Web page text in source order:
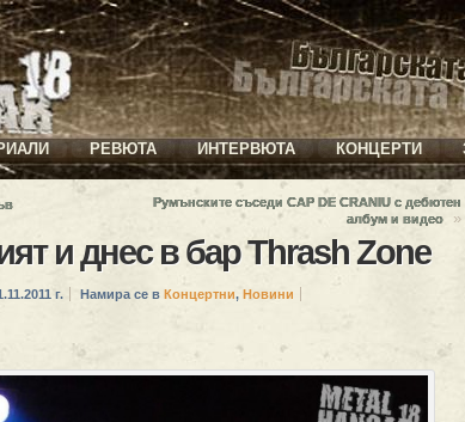
РЕВЮТА ИНТЕРВЮТА КОНЦЕРТИ
Румънските съседи CAP DE CRANIU с дебютен
албум и видео
»
и днес в бар Thrash Zone
г. Намира се в Концертни, Новини